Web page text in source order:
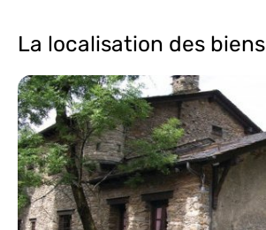
La localisation des